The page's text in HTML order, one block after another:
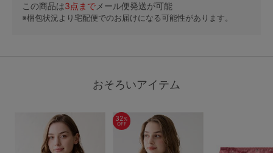
この商品は3点まで メール便発送が可能
※梱包状況より宅配便でのお届けになる可能性があります。
おそろいアイテム
32%
OFF